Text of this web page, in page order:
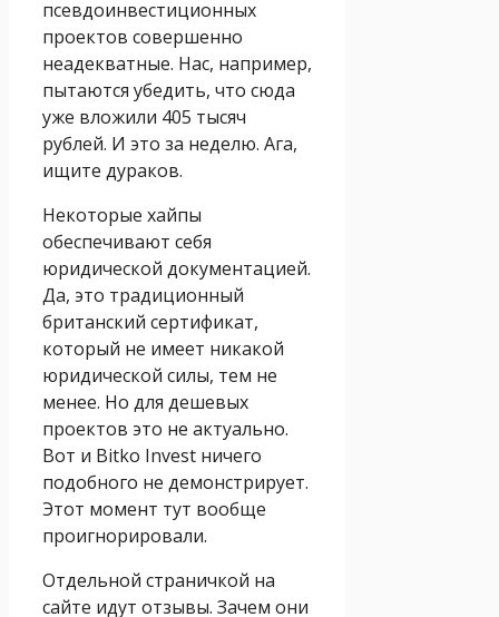
псевдоинвестиционных
проектов совершенно
неадекватные. Нас, например,
пытаются убедить, что сюда
уже вложили 405 тысяч
рублей. И это за неделю. Ага,
ищите дураков.
Некоторые хайпы
обеспечивают себя
юридической документацией.
Да, это традиционный
британский сертификат,
который не имеет никакой
юридической силы, тем не
менее. Но для дешевых
проектов это не актуально.
Вот и Bitko Invest ничего
подобного не демонстрирует.
Этот момент тут вообще
проигнорировали.
Отдельной страничкой на
сайте идут отзывы. Зачем они